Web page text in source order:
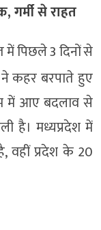
गर्मी से राहत
में पिछले 3 दिनों से
कहर बरपाते हुए
में आए बदलाव से
है। मध्यप्रदेश में
वहीं प्रदेश के 20